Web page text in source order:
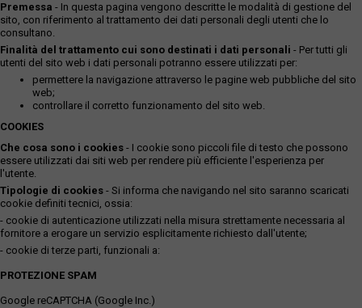
Premessa - In questa pagina vengono descritte le modalità di gestione del
sito, con riferimento al trattamento dei dati personali degli utenti che lo
consultano.
Finalità del trattamento cui sono destinati i dati personali - Per tutti gli
utenti del sito web i dati personali potranno essere utilizzati per:
permettere la navigazione attraverso le pagine web pubbliche del sito
web;
controllare il corretto funzionamento del sito web.
COOKIES
Che cosa sono i cookies - I cookie sono piccoli file di testo che possono
essere utilizzati dai siti web per rendere più efficiente l'esperienza per
l'utente.
Tipologie di cookies - Si informa che navigando nel sito saranno scaricati
cookie definiti tecnici, ossia:
- cookie di autenticazione utilizzati nella misura strettamente necessaria al
fornitore a erogare un servizio esplicitamente richiesto dall'utente;
- cookie di terze parti, funzionali a:
PROTEZIONE SPAM
Google reCAPTCHA (Google Inc.)